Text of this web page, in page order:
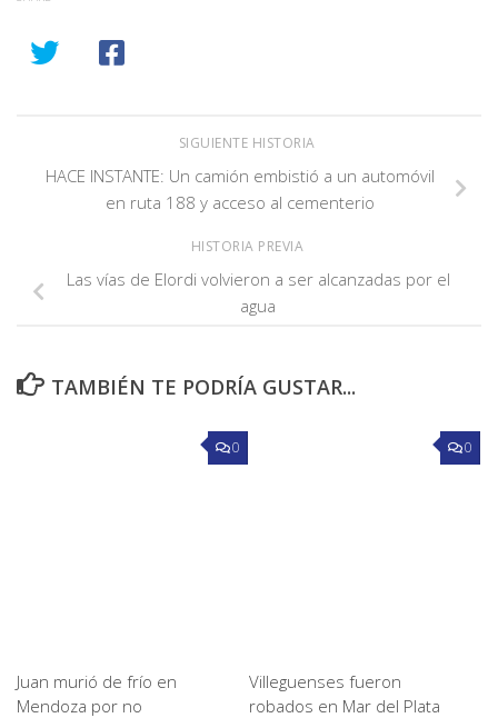
SIGUIENTE HISTORIA
HACE INSTANTE: Un camión embistió a un automóvil
en ruta 188 y acceso al cementerio
HISTORIA PREVIA
Las vías de Elordi volvieron a ser alcanzadas por el
agua
TAMBIÉN TE PODRÍA GUSTAR...
0
Juan murió de frío en
Mendoza por no
0
Villeguenses fueron
robados en Mar del Plata